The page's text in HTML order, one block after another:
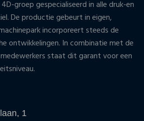
groep gespecialiseerd in alle druk-en
De productie gebeurt in eigen,
incorporeert steeds de
ontwikkelingen. In combinatie met de
staat dit garant voor een
1